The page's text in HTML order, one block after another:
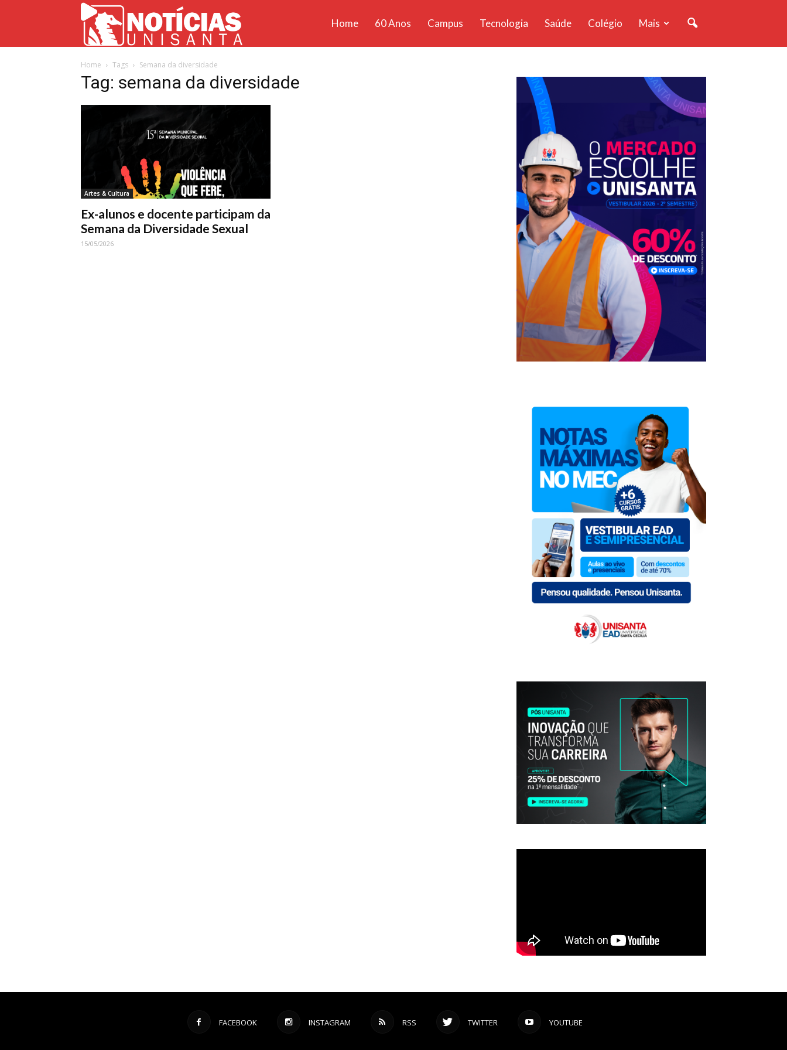
Home 60 Anos Campus Tecnologia Saúde Colégio Mais
Home Tags Semana da diversidade
Tag: semana da diversidade
Artes & Cultura
Ex-alunos e docente participam da
Semana da Diversidade Sexual
15/05/2026
FACEBOOK INSTAGRAM RSS TWITTER YOUTUBE